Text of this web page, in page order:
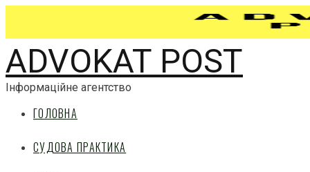
ADVOKAT POST
Інформаційне агентство
ГОЛОВНА
СУДОВА ПРАКТИКА